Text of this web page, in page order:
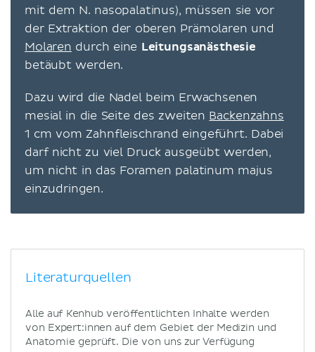
mit dem N. nasopalatinus), müssen sie vor
der Extraktion der oberen Prämolaren und
Molaren durch eine Leitungsanästhesie
betäubt werden.
Dazu wird die Nadel beim Erwachsenen
mesial in die Seite des zweiten Backenzahns
1 cm vom Zahnfleischrand eingeführt. Dabei
darf nicht zu viel Druck ausgeübt werden,
um nicht in das Foramen palatinum majus
einzudringen.
Literaturquellen
Alle auf Kenhub veröffentlichten Inhalte werden
von Expert:innen auf dem Gebiet der Medizin und
Anatomie geprüft. Die von uns zur Verfügung